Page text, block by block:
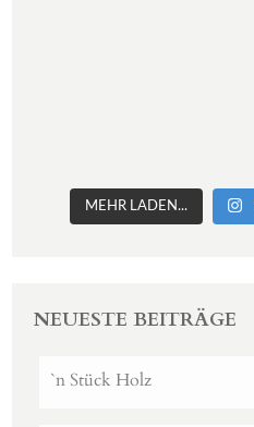
MEHR LADEN...
NEUESTE BEITRÄGE
`n Stück Holz